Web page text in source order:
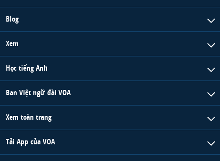
Blog
Xem
Học tiếng Anh
Ban Việt ngữ đài VOA
Xem toàn trang
Tải App của VOA